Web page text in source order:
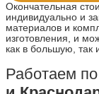
Окончательная
индивидуально и
материалов и
изготовления, и
как в большую, так
Работаем